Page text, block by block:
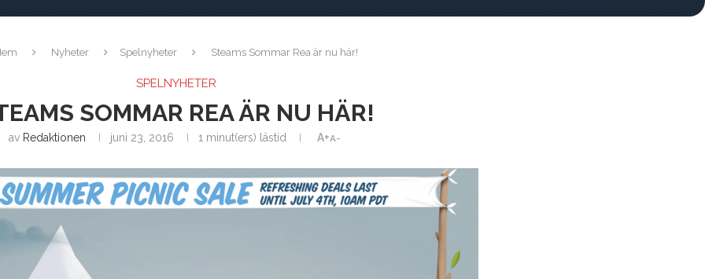
Nyheter Spelnyheter Steams Sommar Rea är nu här!
SPELNYHETER
SOMMAR REA ÄR NU HÄR!
av Redaktionen juni 23, 2016 1 minut(ers) lästid A+A-